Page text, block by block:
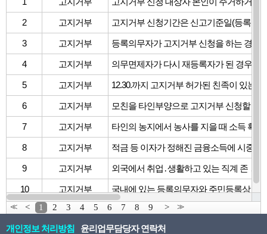
2 고지거부
3 고지거부
4 고지거부
5 고지거부
6 고지거부
7 고지거부 타인의 농지에서 농사를 지을 때 소득 확인
8 고지거부 적금 등 이자가 정해진 금융소득에 시중
9 고지거부
10 고지거부
<< < 1 2 3 4 5 6 7 8 9 > >>
개인정보 처리방침 윤리업무담당자 연락처